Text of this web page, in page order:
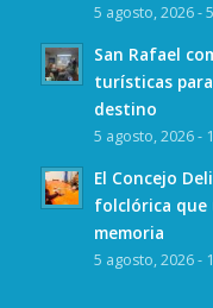
5 agosto, 2026 -
San Rafael
turísticas
destino
5 agosto, 2026 -
El Concejo
folclórica que
memoria
5 agosto, 2026 -